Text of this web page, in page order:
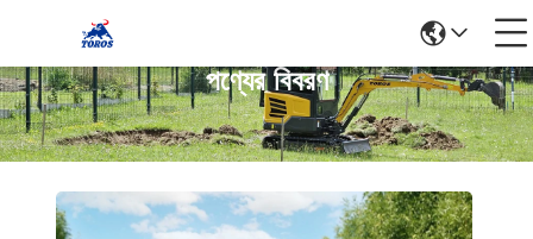
পণ্যের বিবরণ